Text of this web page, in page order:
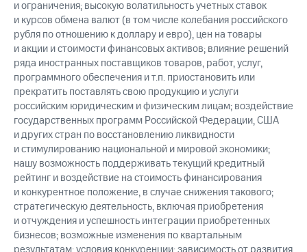
и ограничения; высокую волатильность учетных ставок
и курсов обмена валют (в том числе колебания российского
рубля по отношению к доллару и евро), цен на товары
и акции и стоимости финансовых активов; влияние решений
ряда иностранных поставщиков товаров, работ, услуг,
программного обеспечения и т.п. приостановить или
прекратить поставлять свою продукцию и услуги
российским юридическим и физическим лицам; воздействие
государственных программ Российской Федерации, США
и других стран по восстановлению ликвидности
и стимулированию национальной и мировой экономики;
нашу возможность поддерживать текущий кредитный
рейтинг и воздействие на стоимость финансирования
и конкурентное положение, в случае снижения такового;
стратегическую деятельность, включая приобретения
и отчуждения и успешность интеграции приобретенных
бизнесов; возможные изменения по квартальным